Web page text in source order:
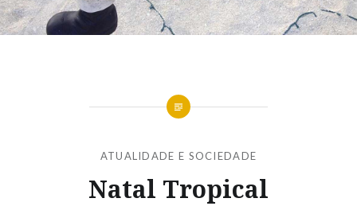
ATUALIDADE E SOCIEDADE
Natal Tropical